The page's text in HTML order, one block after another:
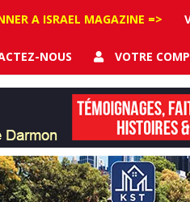
A ISRAEL MAGAZINE =>
NOUS VOTRE